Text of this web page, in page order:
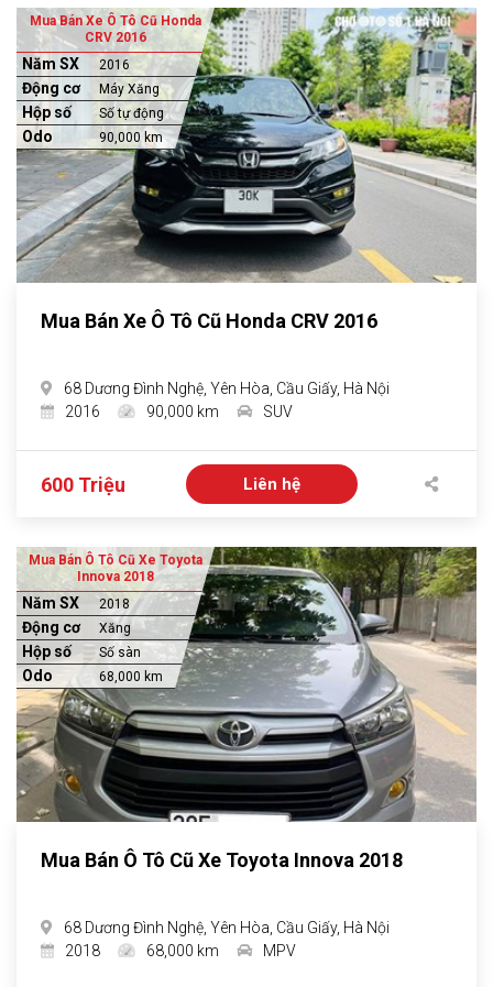
Mua Bán Xe Ô Tô Cũ Honda
CRV 2016
Năm SX 2016
Động cơ Máy Xăng
Hộp số Số tự động
Odo 90,000 km
Mua Bán Xe Ô Tô Cũ Honda CRV 2016
68 Dương Đình Nghệ, Yên Hòa, Cầu Giấy, Hà Nội
2016
90,000 km SUV
600 Triệu Liên hệ
Mua Bán Ô Tô Cũ Xe Toyota
Innova 2018
Năm SX 2018
Động cơ Xăng
Hộp số Số sàn
Odo 68,000 km
Mua Bán Ô Tô Cũ Xe Toyota Innova 2018
68 Dương Đình Nghệ, Yên Hòa, Cầu Giấy, Hà Nội
2018
68,000 km MPV